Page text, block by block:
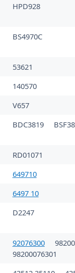
HPD928
BS4970C
53621
140570
V657
BDC3819
RD01071
649710
6497 10
D2247
92076300
98200076301